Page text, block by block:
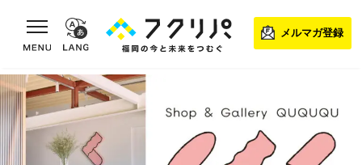
toggle navigation
メルマガ登録